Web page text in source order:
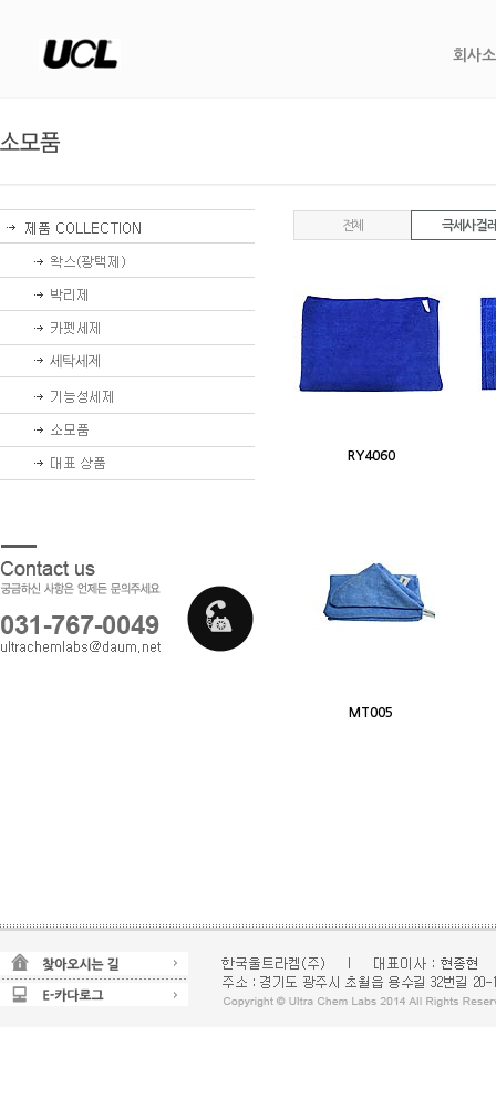
회사
전체 극세사 걸
RY4060
MT005